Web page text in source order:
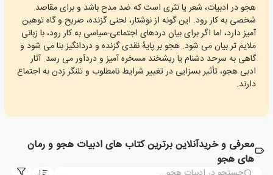
هجو در ادبیات، شعر یا نثری است که ضد مدح باشد و برای مقاصد
شخصی به کار رود. این گونه از نوشتار، لحنی گزنده، صریح و گاه توهین
آمیز دارد، اما اگر برای بیان دردهای اجتماعی-سیاسی به کار رود، با زبانی
ملایم تر بیان می شود. هجو بر پایهٔ نقدی گزنده و دردانگیز بنا می شود و
گاهی به سرحد دشنام یا ریشخند مسخره آمیز و دردآور می رسد. آثار
ادبی هجو، تأثیر بسزایی در تغییر شرایط نامطلوب و تلنگر زدن به اجتماع
دارند.
معرفی و خریدآنلاین برترین کتاب های ادبیات هجو و رمان
های هجو